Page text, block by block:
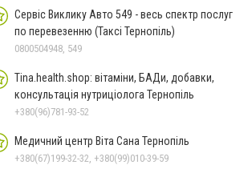
Сервіс Виклику Авто 549 - весь спектр послуг
по перевезенню (Таксі Тернопіль)
0800504948, 549
Tina.health.shop: вітаміни, БАДи, добавки,
консультація нутриціолога Тернопіль
+380(96)781-93-52
Медичний центр Віта Сана Тернопіль
+380(67)199-32-32, +380(99)010-39-59